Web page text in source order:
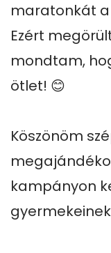
maratonkát a
Ezért
mondtam,
ötlet! 😊
Köszönöm
kampányon